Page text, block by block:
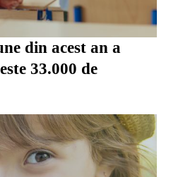
din acest an a
33.000 de